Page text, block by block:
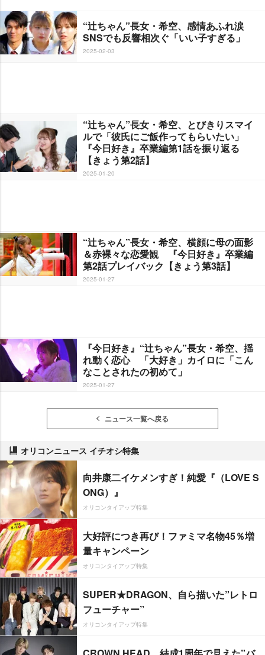
“辻ちゃん”長女・希空、感情あふれ涙
SNSでも反響相次ぐ「いい子すぎる」
2025-02-03
“辻ちゃん”長女・希空、とびきりスマイ
ルで「彼氏にご飯作ってもらいたい」
『今日好き』卒業編第1話を振り返る
【きょう第2話】
2025-01-20
“辻ちゃん”長女・希空、横顔に母の面影
＆赤裸々な恋愛観 『今日好き』卒業編
第2話プレイバック【きょう第3話】
2025-01-27
『今日好き』“辻ちゃん”長女・希空、揺
れ動く恋心 「大好き」カイロに「こん
なことされたの初めて」
2025-01-27
ニュース一覧へ戻る
オリコンニュース イチオシ特集
向井康二イケメンすぎ！純愛『（LOVE S
ONG）』
オリコンタイアップ特集
大好評につき再び！ファミマ名物45％増
量キャンペーン
オリコンタイアップ特集
SUPER★DRAGON、自ら描いた”レトロ
フューチャー”
オリコンタイアップ特集